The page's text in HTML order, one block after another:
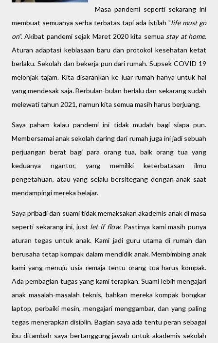
Masa pandemi seperti sekarang ini
membuat semuanya serba terbatas tapi ada istilah "life must go
on". Akibat pandemi sejak Maret 2020 kita semua stay at home.
Aturan adaptasi kebiasaan baru dan protokol kesehatan ketat
berlaku. Sekolah dan bekerja pun dari rumah. Supsek COVID 19
melonjak tajam. Kita disarankan ke luar rumah hanya untuk hal
yang mendesak saja. Berbulan-bulan berlalu dan sekarang sudah
melewati tahun 2021, namun kita semua masih harus berjuang.
Saya paham kalau pandemi ini tidak mudah bagi siapa pun.
Membersamai anak sekolah daring dari rumah juga ini jadi sebuah
perjuangan berat bagi para orang tua, baik orang tua yang
keduanya ngantor, yang memiliki keterbatasan ilmu
pengetahuan, atau yang selalu bersitegang dengan anak saat
mendampingi mereka belajar.
Saya pribadi dan suami tidak memaksakan akademis anak di masa
seperti sekarang ini, just let if flow. Pastinya kami masih punya
aturan tegas untuk anak. Kami jadi guru utama di rumah dan
berusaha tetap kompak dalam mendidik anak. Membimbing anak
kami yang menuju usia remaja tentu orang tua harus kompak.
Ada pembagian tugas yang kami terapkan. Suami lebih mengajari
anak masalah-masalah teknis, bahkan mereka kompak bongkar
laptop, perbaiki mesin, mengajari menggambar, dan yang paling
tegas menerapkan disiplin. Bagian saya ada tentu peran sebagai
ibu ditambah saya bertanggung jawab untuk akademis sekolah